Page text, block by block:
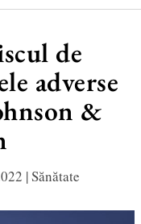
de
adverse
&
|Sănătate